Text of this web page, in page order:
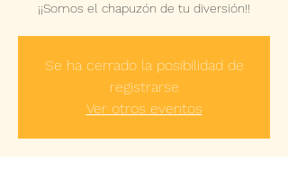
¡¡Somos el chapuzón de tu diversión!!
Se ha cerrado la posibilidad de
registrarse
Ver otros eventos